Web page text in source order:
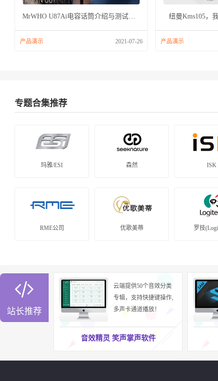
MrWHO U87Ai电容话筒介绍与测试视频
产品演示 2021-07-26
纽曼Kms105，
产品演示
专题合集推荐
玛雅/ESI 森然 ISK
RME公司 优歌美蒂 罗技

站长推荐
云端提供50个音效分类
专辑，支持快捷键操作,
多声卡通道播放！
音效精灵 笑声掌声软件